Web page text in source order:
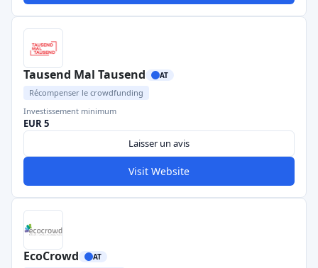
Tausend Mal Tausend AT
Récompenser le crowdfunding
Investissement minimum
EUR 5
Laisser un avis
Visit Website
EcoCrowd AT